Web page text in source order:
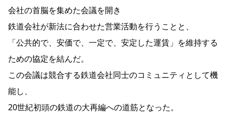
会社の首脳を集めた会議を開き
鉄道会社が新法に合わせた営業活動を行うことと、
「公共的で、安価で、一定で、安定した運賃」を維持する
ための協定を結んだ。
この会議は競合する鉄道会社同士のコミュニティとして機
能し、
20世紀初頭の鉄道の大再編への道筋となった。